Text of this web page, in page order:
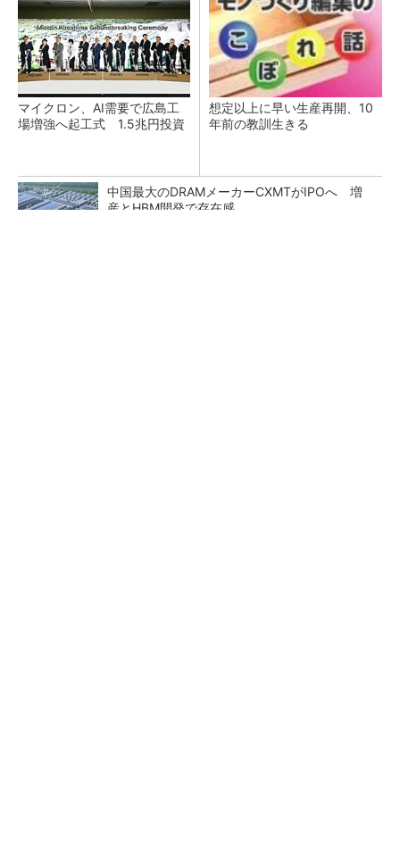
マイクロン、AI需要で広島工
場増強へ起工式 1.5兆円投資
想定以上に早い生産再開、10
年前の教訓生きる
中国最大のDRAMメーカーCXMTがIPOへ 増
産とHBM開発で存在感